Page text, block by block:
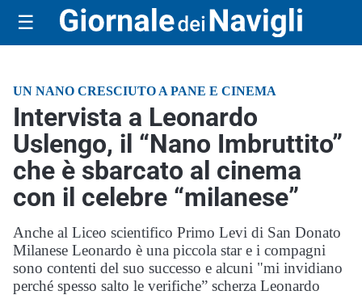
☰
UN NANO CRESCIUTO A PANE E CINEMA
Intervista a Leonardo
Uslengo, il “Nano Imbruttito”
che è sbarcato al cinema
con il celebre “milanese”
Anche al Liceo scientifico Primo Levi di San Donato
Milanese Leonardo è una piccola star e i compagni
sono contenti del suo successo e alcuni "mi invidiano
perché spesso salto le verifiche” scherza Leonardo